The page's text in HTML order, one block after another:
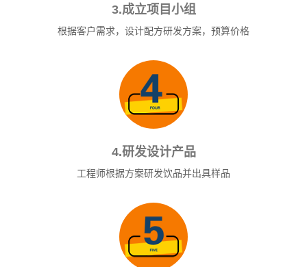
3.成立项目小组
根据客户需求，设计配方研发方案，预算价格
4.研发设计产品
工程师根据方案研发饮品并出具样品